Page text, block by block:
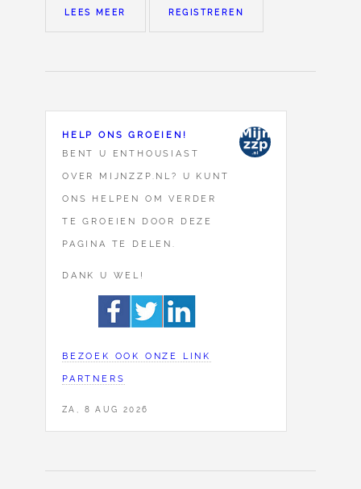
LEES MEER REGISTREREN
HELP ONS GROEIEN!
BENT U ENTHOUSIAST
OVER MIJNZZP.NL? U KUNT
ONS HELPEN OM VERDER
TE GROEIEN DOOR DEZE
PAGINA TE DELEN.
DANK U WEL!
BEZOEK OOK ONZE LINK
PARTNERS
ZA, 8 AUG 2026